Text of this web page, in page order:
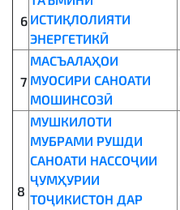
6 ИСТИҚЛОЛИЯТИ
ЭНЕРГЕТИКӢ
7
МАСЪАЛАҲОИ
МУОСИРИ САНОАТИ
МОШИНСОЗӢ
8
МУШКИЛОТИ
МУБРАМИ РУШДИ
САНОАТИ НАССОҶИИ
ҶУМҲУРИИ
ТОҶИКИСТОН ДАР